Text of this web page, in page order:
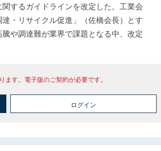
するガイドラインを改定した。工業会
・リサイクル促進」（佐橋会長）とす
や調達難が業界で課題となる中、改定
す。電子版のご契約が必要です。
ログイン